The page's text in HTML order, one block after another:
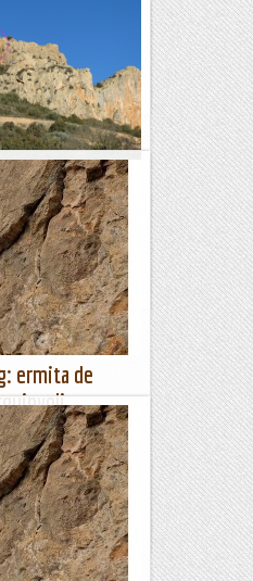
amb unes curtes
major part obertes
(El lado...
amb unes curtes
major part obertes
(El lado...
ermita de
esportiva. Amb la
visita la plana
teníem poc temps